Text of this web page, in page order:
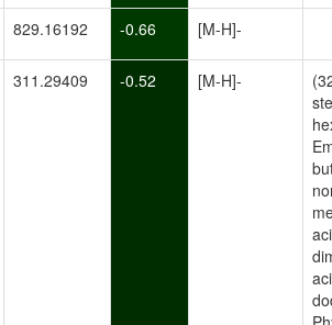
829.16192 -0.66 [M-H]-
311.29409 -0.52 [M-H]-